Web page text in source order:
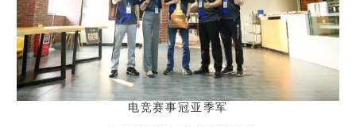
电竞赛事冠亚季军